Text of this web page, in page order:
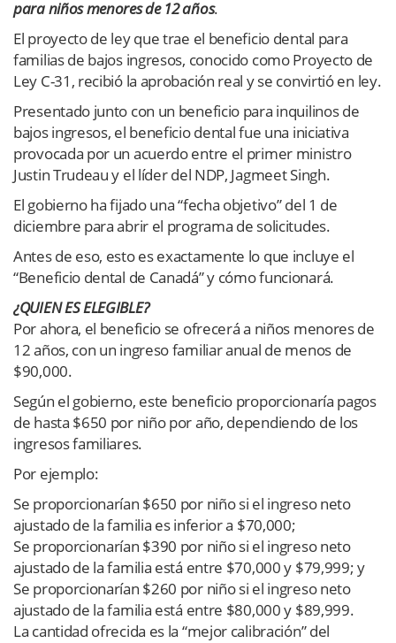
para niños menores de 12 años.
El proyecto de ley que trae el beneficio dental para
familias de bajos ingresos, conocido como Proyecto de
Ley C-31, recibió la aprobación real y se convirtió en ley.
Presentado junto con un beneficio para inquilinos de
bajos ingresos, el beneficio dental fue una iniciativa
provocada por un acuerdo entre el primer ministro
Justin Trudeau y el líder del NDP, Jagmeet Singh.
El gobierno ha fijado una “fecha objetivo” del 1 de
diciembre para abrir el programa de solicitudes.
Antes de eso, esto es exactamente lo que incluye el
“Beneficio dental de Canadá” y cómo funcionará.
¿QUIEN ES ELEGIBLE?
Por ahora, el beneficio se ofrecerá a niños menores de
12 años, con un ingreso familiar anual de menos de
$90,000.
Según el gobierno, este beneficio proporcionaría pagos
de hasta $650 por niño por año, dependiendo de los
ingresos familiares.
Por ejemplo:
Se proporcionarían $650 por niño si el ingreso neto
ajustado de la familia es inferior a $70,000;
Se proporcionarían $390 por niño si el ingreso neto
ajustado de la familia está entre $70,000 y $79,999; y
Se proporcionarían $260 por niño si el ingreso neto
ajustado de la familia está entre $80,000 y $89,999.
La cantidad ofrecida es la “mejor calibración” del